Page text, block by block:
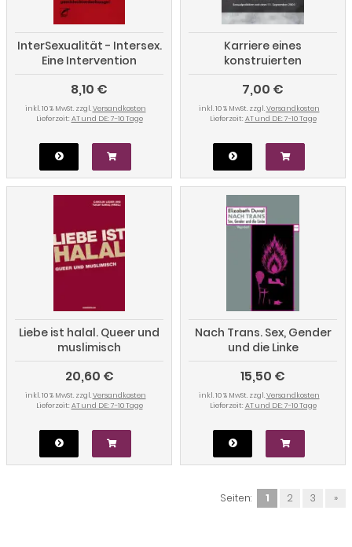
InterSexualität - Intersex.
Eine Intervention
8,10 €
inkl. 10 % MwSt. zzgl.Versandkosten
Lieferzeit: AT und DE: 7-10 Tage
Karriere eines
konstruierten
Gegensatzes: Zehn Jahre
"Muslime versus Schwule".
Sexualpolitiken seit dem
11. September.
7,00 €
inkl. 10 % MwSt. zzgl.Versandkosten
Lieferzeit: AT und DE: 7-10 Tage
Liebe ist halal. Queer und
muslimisch
20,60 €
inkl. 10 % MwSt. zzgl.Versandkosten
Lieferzeit: AT und DE: 7-10 Tage
Nach Trans. Sex, Gender
und die Linke
15,50 €
inkl. 10 % MwSt. zzgl.Versandkosten
Lieferzeit: AT und DE: 7-10 Tage
Seiten: 1 2 3 »